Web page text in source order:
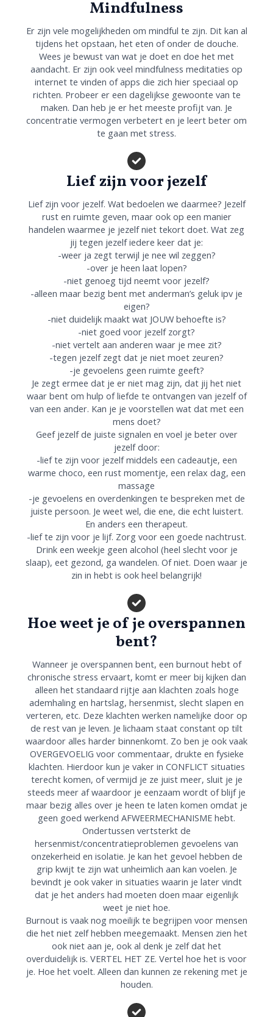
Mindfulness
Er zijn vele mogelijkheden om mindful te zijn. Dit kan al
tijdens het opstaan, het eten of onder de douche.
Wees je bewust van wat je doet en doe het met
aandacht. Er zijn ook veel mindfulness meditaties op
internet te vinden of apps die zich hier speciaal op
richten. Probeer er een dagelijkse gewoonte van te
maken. Dan heb je er het meeste profijt van. Je
concentratie vermogen verbetert en je leert beter om
te gaan met stress.
Lief zijn voor jezelf
Lief zijn voor jezelf. Wat bedoelen we daarmee? Jezelf
rust en ruimte geven, maar ook op een manier
handelen waarmee je jezelf niet tekort doet. Wat zeg
jij tegen jezelf iedere keer dat je:
-weer ja zegt terwijl je nee wil zeggen?
-over je heen laat lopen?
-niet genoeg tijd neemt voor jezelf?
-alleen maar bezig bent met anderman’s geluk ipv je
eigen?
-niet duidelijk maakt wat JOUW behoefte is?
-niet goed voor jezelf zorgt?
-niet vertelt aan anderen waar je mee zit?
-tegen jezelf zegt dat je niet moet zeuren?
-je gevoelens geen ruimte geeft?
Je zegt ermee dat je er niet mag zijn, dat jij het niet
waar bent om hulp of liefde te ontvangen van jezelf of
van een ander. Kan je je voorstellen wat dat met een
mens doet?
Geef jezelf de juiste signalen en voel je beter over
jezelf door:
-lief te zijn voor jezelf middels een cadeautje, een
warme choco, een rust momentje, een relax dag, een
massage
-je gevoelens en overdenkingen te bespreken met de
juiste persoon. Je weet wel, die ene, die echt luistert.
En anders een therapeut.
-lief te zijn voor je lijf. Zorg voor een goede nachtrust.
Drink een weekje geen alcohol (heel slecht voor je
slaap), eet gezond, ga wandelen. Of niet. Doen waar je
zin in hebt is ook heel belangrijk!
Hoe weet je of je overspannen
bent?
Wanneer je overspannen bent, een burnout hebt of
chronische stress ervaart, komt er meer bij kijken dan
alleen het standaard rijtje aan klachten zoals hoge
ademhaling en hartslag, hersenmist, slecht slapen en
verteren, etc. Deze klachten werken namelijke door op
de rest van je leven. Je lichaam staat constant op tilt
waardoor alles harder binnenkomt. Zo ben je ook vaak
OVERGEVOELIG voor commentaar, drukte en fysieke
klachten. Hierdoor kun je vaker in CONFLICT situaties
terecht komen, of vermijd je ze juist meer, sluit je je
steeds meer af waardoor je eenzaam wordt of blijf je
maar bezig alles over je heen te laten komen omdat je
geen goed werkend AFWEERMECHANISME hebt.
Ondertussen vertsterkt de
hersenmist/concentratieproblemen gevoelens van
onzekerheid en isolatie. Je kan het gevoel hebben de
grip kwijt te zijn wat unheimlich aan kan voelen. Je
bevindt je ook vaker in situaties waarin je later vindt
dat je het anders had moeten doen maar eigenlijk
weet je niet hoe.
Burnout is vaak nog moeilijk te begrijpen voor mensen
die het niet zelf hebben meegemaakt. Mensen zien het
ook niet aan je, ook al denk je zelf dat het
overduidelijk is. VERTEL HET ZE. Vertel hoe het is voor
je. Hoe het voelt. Alleen dan kunnen ze rekening met je
houden.